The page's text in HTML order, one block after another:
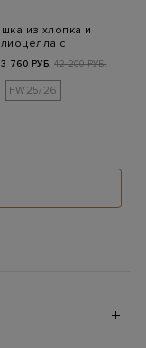
из хлопка и
лиоцелла с
принтом
760 РУБ. 42 200 РУБ.
FW25/26